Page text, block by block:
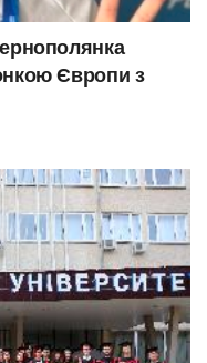
Європи з